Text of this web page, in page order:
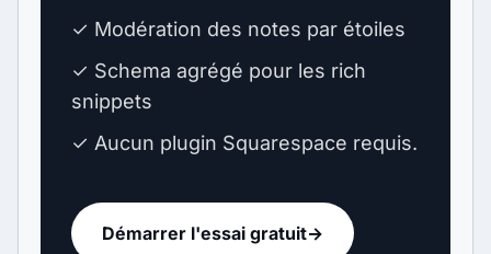
✓ Modération des notes par étoiles
✓ Schema agrégé pour les rich
snippets
✓ Aucun plugin Squarespace requis.
Démarrer l'essai gratuit→